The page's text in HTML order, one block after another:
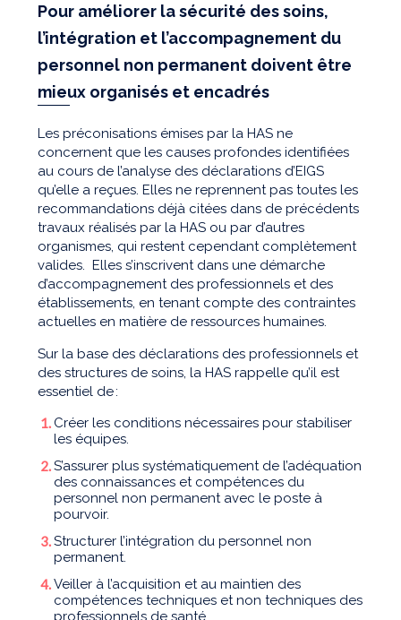
Pour améliorer la sécurité des soins,
l’intégration et l’accompagnement du
personnel non permanent doivent être
mieux organisés et encadrés
Les préconisations émises par la HAS ne
concernent que les causes profondes identifiées
au cours de l’analyse des déclarations d’EIGS
qu’elle a reçues. Elles ne reprennent pas toutes les
recommandations déjà citées dans de précédents
travaux réalisés par la HAS ou par d’autres
organismes, qui restent cependant complètement
valides. Elles s’inscrivent dans une démarche
d’accompagnement des professionnels et des
établissements, en tenant compte des contraintes
actuelles en matière de ressources humaines.
Sur la base des déclarations des professionnels et
des structures de soins, la HAS rappelle qu’il est
essentiel de :
Créer les conditions nécessaires pour stabiliser
les équipes.
S’assurer plus systématiquement de l’adéquation
des connaissances et compétences du
personnel non permanent avec le poste à
pourvoir.
Structurer l’intégration du personnel non
permanent.
Veiller à l’acquisition et au maintien des
compétences techniques et non techniques des
professionnels de santé.